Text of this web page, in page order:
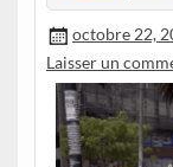
octobre 22,
Laisser un